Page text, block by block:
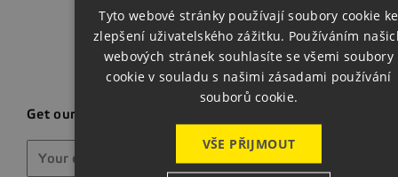
Get our latest news and special sales
ENGLISH
GERMAN
Tyto webové stránky používají soubory cookie ke
zlepšení uživatelského zážitku. Používáním
webových stránek souhlasíte se všemi soubory
cookie v souladu s našimi zásadami používání
souborů cookie.
VŠE PŘIJMOUT